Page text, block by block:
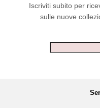
Iscriviti subito per
sulle nuove